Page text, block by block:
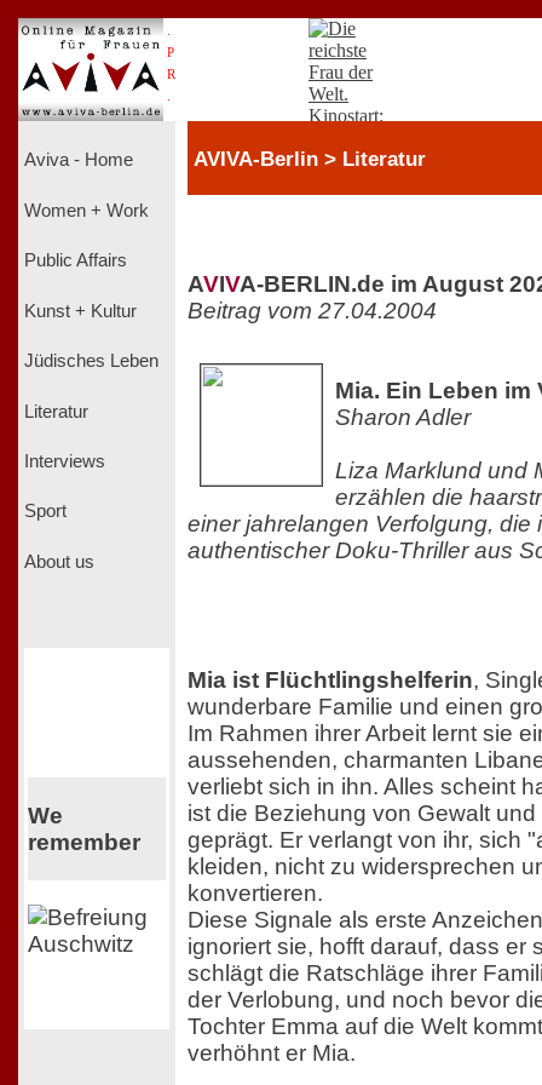
P
R
Aviva - Home
Women + Work
Public Affairs
Kunst + Kultur
Jüdisches Leben
Literatur
Interviews
Sport
About us
We
remember
AVIVA-Berlin > Literatur
AVIVA-BERLIN.de im August
Beitrag vom 27.04.2004
Mia. Ein Leben im
Sharon Adler
Liza Marklund und
erzählen die
einer jahrelangen Verfolgung, die
authentischer Doku-Thriller aus
Mia ist Flüchtlingshelferin,
wunderbare Familie und einen
Im Rahmen ihrer Arbeit lernt sie
aussehenden, charmanten
verliebt sich in ihn. Alles scheint
ist die Beziehung von Gewalt
geprägt. Er verlangt von ihr, sich
kleiden, nicht zu widersprechen
konvertieren.
Diese Signale als erste
ignoriert sie, hofft darauf, dass er
schlägt die Ratschläge ihrer
der Verlobung, und noch bevor
Tochter Emma auf die Welt
verhöhnt er Mia.